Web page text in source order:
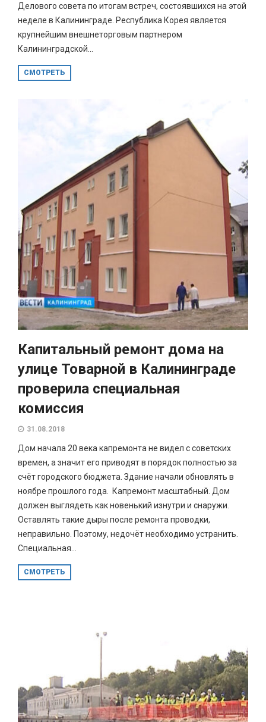
Делового совета по итогам встреч, состоявшихся на этой
неделе в Калининграде. Республика Корея является
крупнейшим внешнеторговым партнером
Калининградской...
СМОТРЕТЬ
Капитальный ремонт дома на
улице Товарной в Калининграде
проверила специальная
комиссия
31.08.2018
Дом начала 20 века капремонта не видел с советских
времен, а значит его приводят в порядок полностью за
счёт городского бюджета. Здание начали обновлять в
ноябре прошлого года. Капремонт масштабный. Дом
должен выглядеть как новенький изнутри и снаружи.
Оставлять такие дыры после ремонта проводки,
неправильно. Поэтому, недочёт необходимо устранить.
Специальная...
СМОТРЕТЬ